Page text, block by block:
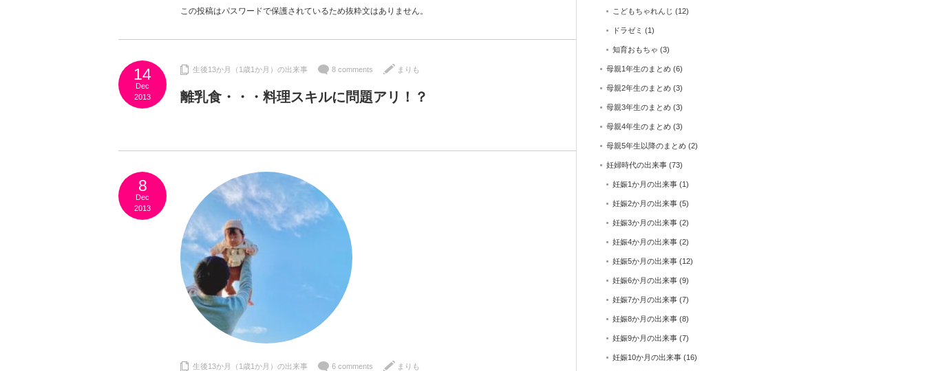
この投稿はパスワードで保護されているため抜粋文はありません。
14
Dec
2013
生後13か月（1歳1か月）の出来事 8 comments まりも
離乳食・・・料理スキルに問題アリ！？
8
Dec
2013
生後13か月（1歳1か月）の出来事 6 comments まりも
こどもちゃれんじ (12)
ドラゼミ (1)
知育おもちゃ (3)
母親1年生のまとめ (6)
母親2年生のまとめ (3)
母親3年生のまとめ (3)
母親4年生のまとめ (3)
母親5年生以降のまとめ (2)
妊婦時代の出来事 (73)
妊娠1か月の出来事 (1)
妊娠2か月の出来事 (5)
妊娠3か月の出来事 (2)
妊娠4か月の出来事 (2)
妊娠5か月の出来事 (12)
妊娠6か月の出来事 (9)
妊娠7か月の出来事 (7)
妊娠8か月の出来事 (8)
妊娠9か月の出来事 (7)
妊娠10か月の出来事 (16)